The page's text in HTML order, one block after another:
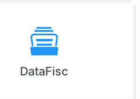
DataFisc